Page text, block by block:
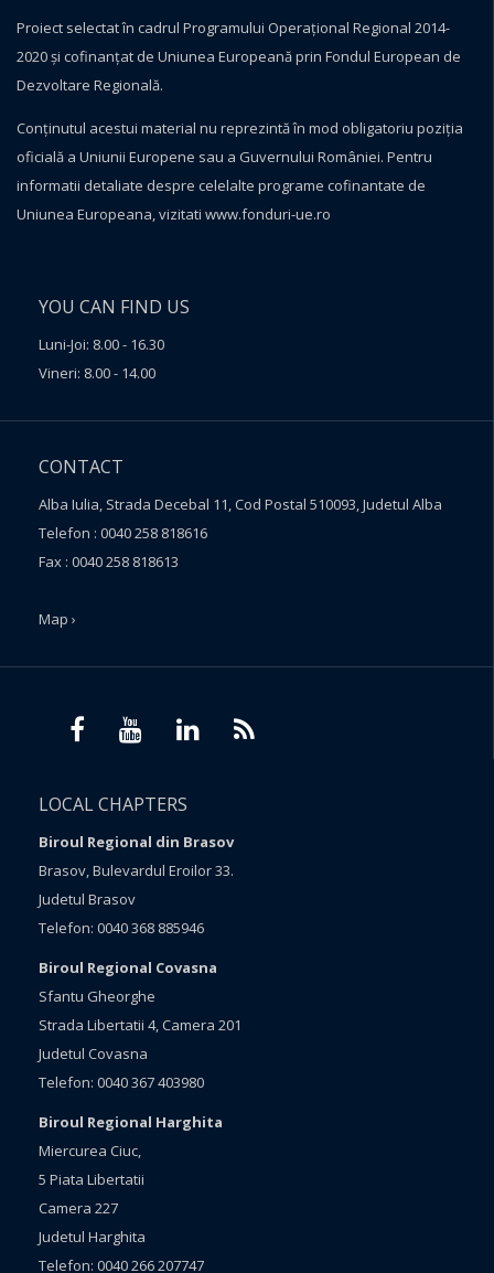
Proiect selectat în cadrul Programului Operațional Regional 2014-
2020 și cofinanțat de Uniunea Europeană prin Fondul European de
Dezvoltare Regională.
Conţinutul acestui material nu reprezintă în mod obligatoriu poziţia
oficială a Uniunii Europene sau a Guvernului României. Pentru
informatii detaliate despre celelalte programe cofinantate de
Uniunea Europeana, vizitati www.fonduri-ue.ro
YOU CAN FIND US
Luni-Joi: 8.00 - 16.30
Vineri: 8.00 - 14.00
CONTACT
Alba Iulia, Strada Decebal 11, Cod Postal 510093, Judetul Alba
Telefon : 0040 258 818616
Fax : 0040 258 818613
Map ›
LOCAL CHAPTERS
Biroul Regional din Brasov
Brasov, Bulevardul Eroilor 33.
Judetul Brasov
Telefon: 0040 368 885946
Biroul Regional Covasna
Sfantu Gheorghe
Strada Libertatii 4, Camera 201
Judetul Covasna
Telefon: 0040 367 403980
Biroul Regional Harghita
Miercurea Ciuc,
5 Piata Libertatii
Camera 227
Judetul Harghita
Telefon: 0040 266 207747